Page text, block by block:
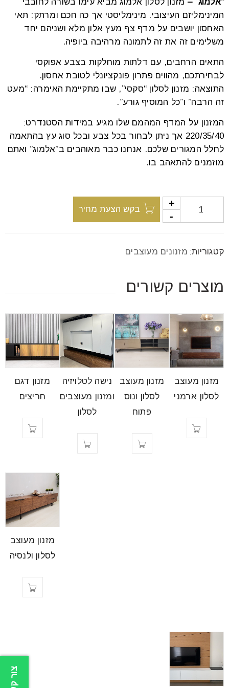
המינימליזם העיצובי. מינימליסטי אך כה חכם ומרתק: תאי
האחסון יושבים על מדף צף מעץ אלון מלא ושניהם יחד
משלימים זה את זה לתמונה מרהיבה ביופיה.
התאים הרחבים, עם דלתות מוחלקות בצבע אפוקסי
לבחירתכם, מהווים פתרון פונקציונלי לטובת אחסון.
התוצאה: מזנון לסלון “סקסי”, שבו מתקיימת האימרה: “מעט
זה הרבה” ו”כל המוסיף גורע”.
המזנון על המדף המהמם שלו מגיע במידות הסטנדרט:
220/35/40 אך ניתן לבחור בכל צבע ובכל סוג עץ בהתאמה
לחלל המגורים שלכם. אנחנו כבר מאוהבים ב”אלמוג” ואתם
מוזמנים להתאהב בו.
בקש הצעת מחיר
קטגוריות: מזנונים מעוצבים
מוצרים קשורים
מזנון מעוצב
לסלון ארמני
מזנון מעוצב
לסלון ונוס
פתוח
נישה לטלויזיה
ומזנון מעוצבים
לסלון
מזנון דגם
חריצים
מזנון מעוצב
לסלון ולנסיה
font_download סמן קישורים
את
כל
האפשרויות